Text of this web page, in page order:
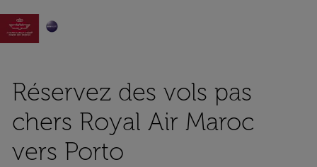

Réservez des vols pas
chers Royal Air Maroc
vers Porto